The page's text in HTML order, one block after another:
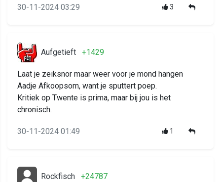
30-11-2024 03:29 3
Aufgetieft +1429
Laat je zeiksnor maar weer voor je mond hangen
Aadje Afkoopsom, want je sputtert poep.
Kritiek op Twente is prima, maar bij jou is het
chronisch.
30-11-2024 01:49 1
Rockfisch +24787